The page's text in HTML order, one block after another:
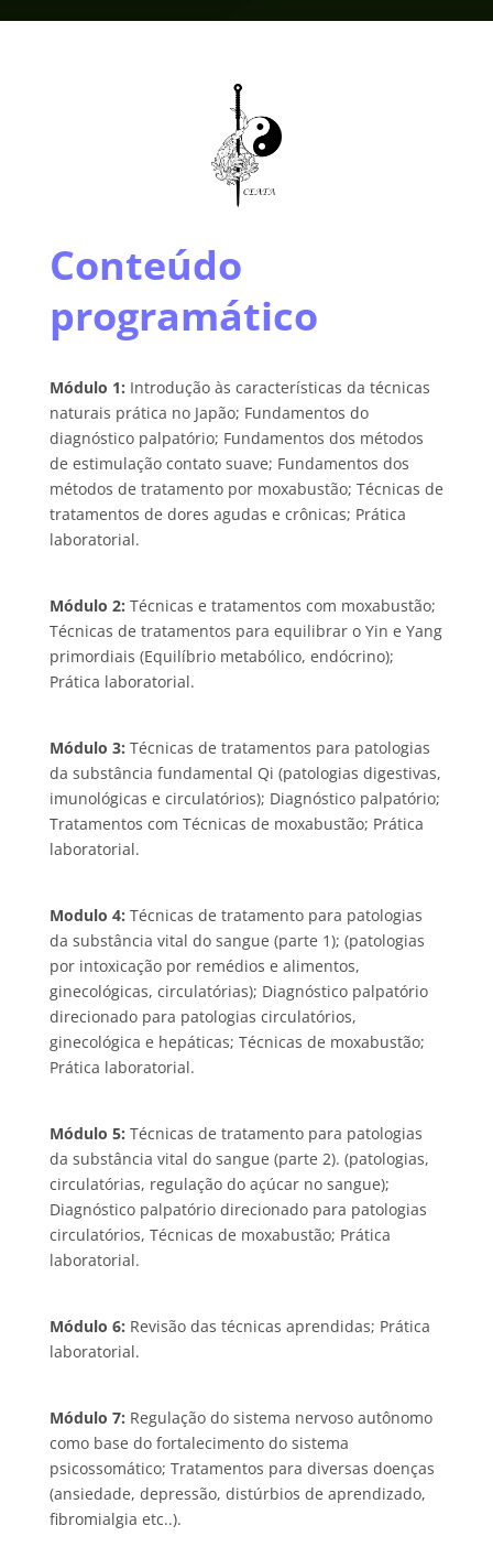
Conteúdo
programático
Módulo 1: Introdução às características da técnicas
naturais prática no Japão; Fundamentos do
diagnóstico palpatório; Fundamentos dos métodos
de estimulação contato suave; Fundamentos dos
métodos de tratamento por moxabustão; Técnicas de
tratamentos de dores agudas e crônicas; Prática
laboratorial.
Módulo 2: Técnicas e tratamentos com moxabustão;
Técnicas de tratamentos para equilibrar o Yin e Yang
primordiais (Equilíbrio metabólico, endócrino);
Prática laboratorial.
Módulo 3: Técnicas de tratamentos para patologias
da substância fundamental Qi (patologias digestivas,
imunológicas e circulatórios); Diagnóstico palpatório;
Tratamentos com Técnicas de moxabustão; Prática
laboratorial.
Modulo 4: Técnicas de tratamento para patologias
da substância vital do sangue (parte 1); (patologias
por intoxicação por remédios e alimentos,
ginecológicas, circulatórias); Diagnóstico palpatório
direcionado para patologias circulatórios,
ginecológica e hepáticas; Técnicas de moxabustão;
Prática laboratorial.
Módulo 5: Técnicas de tratamento para patologias
da substância vital do sangue (parte 2). (patologias,
circulatórias, regulação do açúcar no sangue);
Diagnóstico palpatório direcionado para patologias
circulatórios, Técnicas de moxabustão; Prática
laboratorial.
Módulo 6: Revisão das técnicas aprendidas; Prática
laboratorial.
Módulo 7: Regulação do sistema nervoso autônomo
como base do fortalecimento do sistema
psicossomático; Tratamentos para diversas doenças
(ansiedade, depressão, distúrbios de aprendizado,
fibromialgia etc..).